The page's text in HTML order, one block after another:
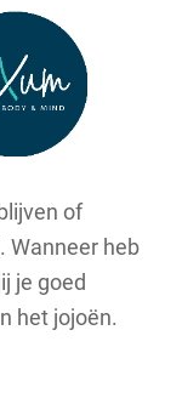
of
Wanneer heb
je goed
het jojoën.